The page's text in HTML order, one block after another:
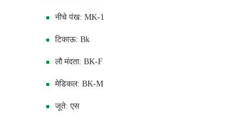
नीचे पंख: MK-1
टिकाऊ: Bk
लौ मंदता: BK-F
मेडिकल: BK-M
जूते: एस